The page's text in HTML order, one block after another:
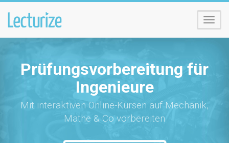
Menü
Prüfungsvorbereitung für
Ingenieure
Mit interaktiven Online-Kursen auf Mechanik,
Mathe & Co vorbereiten